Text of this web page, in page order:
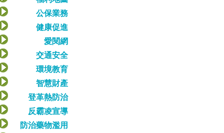
公保業務
健康促進
愛閱網
交通安全
環境教育
智慧財產
登革熱防治
反霸凌宣導
防治藥物濫用